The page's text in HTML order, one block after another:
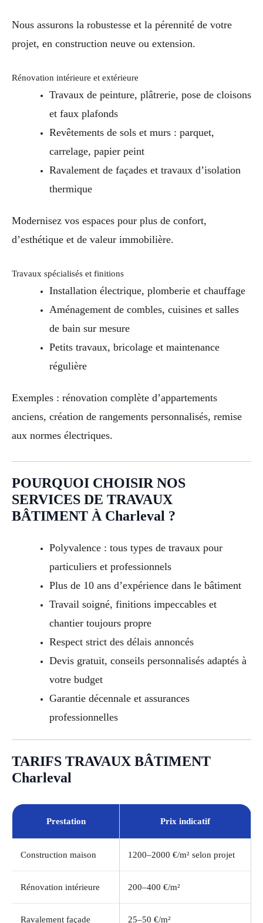
Nous assurons la robustesse et la pérennité de votre
projet, en construction neuve ou extension.
Rénovation intérieure et extérieure
Travaux de peinture, plâtrerie, pose de cloisons
et faux plafonds
Revêtements de sols et murs : parquet,
carrelage, papier peint
Ravalement de façades et travaux d’isolation
thermique
Modernisez vos espaces pour plus de confort,
d’esthétique et de valeur immobilière.
Travaux spécialisés et finitions
Installation électrique, plomberie et chauffage
Aménagement de combles, cuisines et salles
de bain sur mesure
Petits travaux, bricolage et maintenance
régulière
Exemples : rénovation complète d’appartements
anciens, création de rangements personnalisés, remise
aux normes électriques.
POURQUOI CHOISIR NOS
SERVICES DE TRAVAUX
BÂTIMENT À Charleval ?
Polyvalence : tous types de travaux pour
particuliers et professionnels
Plus de 10 ans d’expérience dans le bâtiment
Travail soigné, finitions impeccables et
chantier toujours propre
Respect strict des délais annoncés
Devis gratuit, conseils personnalisés adaptés à
votre budget
Garantie décennale et assurances
professionnelles
TARIFS TRAVAUX BÂTIMENT
Charleval
Prestation Prix indicatif
Construction maison 1200–2000 €/m² selon projet
Rénovation intérieure 200–400 €/m²
Ravalement façade 25–50 €/m²